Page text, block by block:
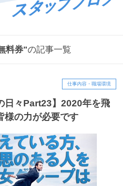
料券"の記事一覧
仕事内容・職場環境
日々Part23】2020年を飛
様の力が必要です